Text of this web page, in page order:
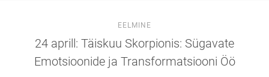
EELMINE
24 aprill: Täiskuu Skorpionis: Sügavate
Emotsioonide ja Transformatsiooni Öö